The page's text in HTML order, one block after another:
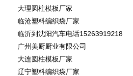
大理圆柱模板厂家
临沧塑料编织袋厂家
临沂到沈阳汽车电话15263919218
广州美厨厨业有限公司
大连圆柱模板厂家
辽宁塑料编织袋厂家